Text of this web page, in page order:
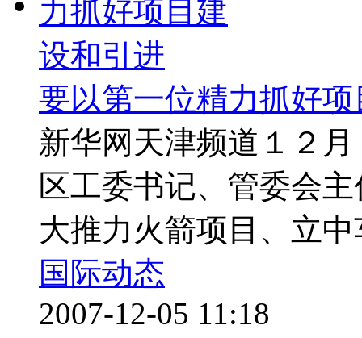
要以第一位精力抓好
新华网天津频道１２
区工委书记、管委会
大推力火箭项目、立
国际动态
2007-12-05 11:18